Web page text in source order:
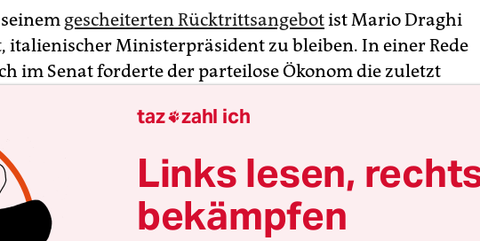
gescheiterten Rücktrittsangebotist Mario Draghi
italienischer Ministerpräsident zu bleiben. In einer Rede
im Senat forderte der parteilose Ökonom die zuletzt
zu stellen. Für den Abend ist eine
in der kleineren der beiden
anberaumt. Gewinnt Draghi diese, muss er sich
Vertrauen in der größeren Abgeordnetenkammer
lassen. Die Sitzung dort ist für Donnerstag angesetzt.
taz zahl ich
Links lesen,
bekämpfen